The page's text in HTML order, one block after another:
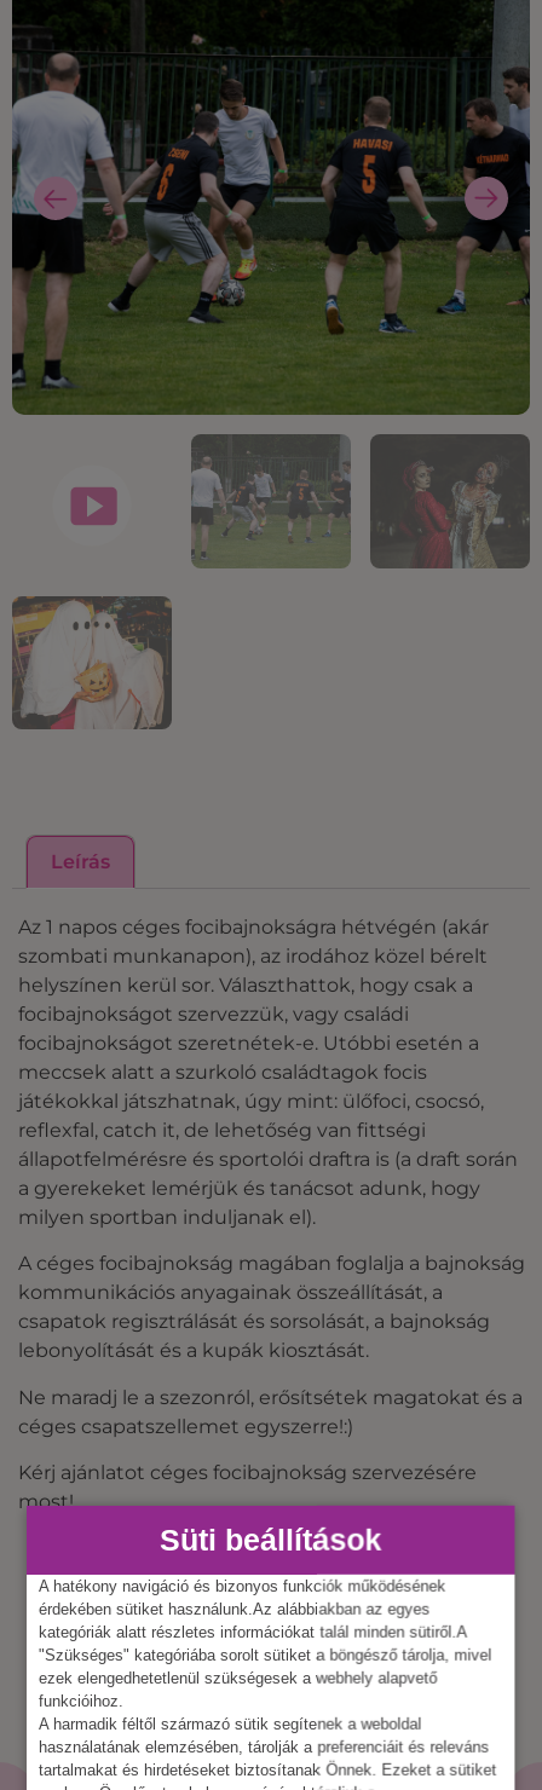
Leírás
Az 1 napos céges focibajnokságra hétvégén (akár
szombati munkanapon), az irodához közel bérelt
helyszínen kerül sor. Választhattok, hogy csak a
focibajnokságot szervezzük, vagy családi
focibajnokságot szeretnétek-e. Utóbbi esetén a
meccsek alatt a szurkoló családtagok focis
játékokkal játszhatnak, úgy mint: ülőfoci, csocsó,
reflexfal, catch it, de lehetőség van fittségi
állapotfelmérésre és sportolói draftra is (a draft során
a gyerekeket lemérjük és tanácsot adunk, hogy
milyen sportban induljanak el).
A céges focibajnokság magában foglalja a bajnokság
kommunikációs anyagainak összeállítását, a
csapatok regisztrálását és sorsolását, a bajnokság
lebonyolítását és a kupák kiosztását.
Ne maradj le a szezonról, erősítsétek magatokat és a
céges csapatszellemet egyszerre!:)
Kérj ajánlatot céges focibajnokság szervezésére
most!
Süti beállítások
A hatékony navigáció és bizonyos funkciók működésének
érdekében sütiket használunk.Az alábbiakban az egyes
kategóriák alatt részletes információkat talál minden sütiről.A
"Szükséges" kategóriába sorolt sütiket a böngésző tárolja, mivel
ezek elengedhetetlenül szükségesek a webhely alapvető
funkcióihoz.
A harmadik féltől származó sütik segítenek a weboldal
használatának elemzésében, tárolják a preferenciáit és releváns
tartalmakat és hirdetéseket biztosítanak Önnek. Ezeket a sütiket